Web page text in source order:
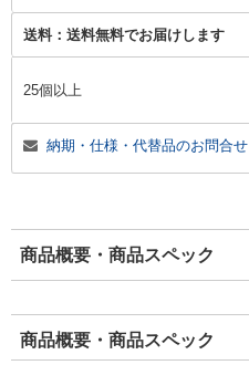
送料： 送料無料でお届けします
25個以上
納期・仕様・代替品のお問合せ
商品概要・商品スペック
商品概要・商品スペック